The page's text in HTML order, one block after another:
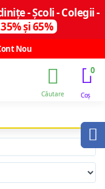
- Școli - Colegii -
și 65%
Nou
0